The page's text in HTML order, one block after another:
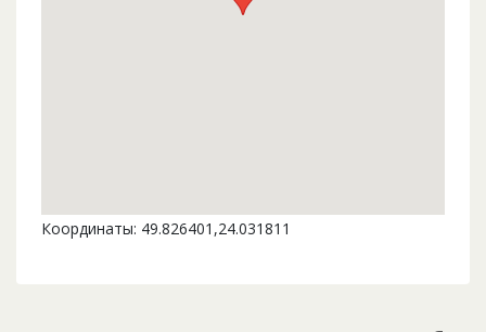
Координаты: 49.826401,24.031811